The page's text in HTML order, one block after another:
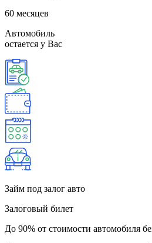
60 месяцев
Автомобиль
остается у Вас
Займ под залог авто
Залоговый билет
До 90% от стоимости автомобиля